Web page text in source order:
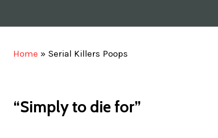
Home » Serial Killers Poops
“Simply to die for”